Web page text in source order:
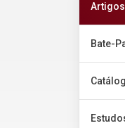
Bate-